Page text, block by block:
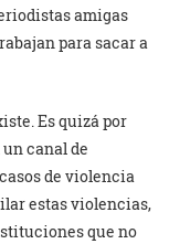
amigas
para sacar a
Es quizá por
canal de
de violencia
estas violencias,
que no